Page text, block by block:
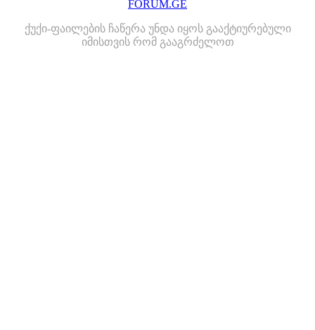
FORUM.GE
ქუქი-ფაილების ჩაწერა უნდა იყოს გააქტიურებული
იმისთვის რომ გააგრძელოთ